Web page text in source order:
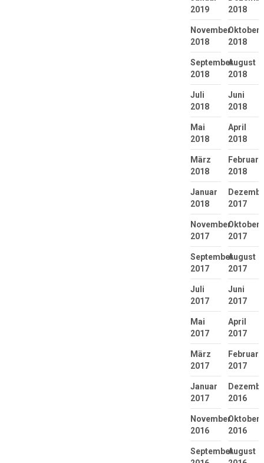
2019
2018
November
2018
Oktober
2018
September
2018
August
2018
Juli
2018
Juni
2018
Mai
2018
April
2018
März
2018
Februar
2018
Januar
2018
2017
November
2017
Oktober
2017
September
2017
August
2017
Juli
2017
Juni
2017
Mai
2017
April
2017
März
2017
Februar
2017
Januar
2017
2016
November
2016
Oktober
2016
SeptemberAugust